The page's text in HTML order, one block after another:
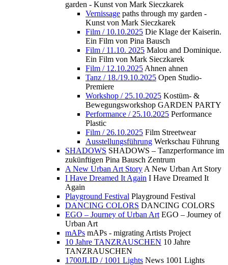
garden - Kunst von Mark Sieczkarek
Vernissage paths through my garden -
Kunst von Mark Sieczkarek
Film / 10.10.2025 Die Klage der Kaiserin.
Ein Film von Pina Bausch
Film / 11.10. 2025 Malou and Dominique.
Ein Film von Mark Sieczkarek
Film / 12.10.2025 Ahnen ahnen
Tanz / 18./19.10.2025 Open Studio-
Premiere
Workshop / 25.10.2025 Kostüm- &
Bewegungsworkshop GARDEN PARTY
Performance / 25.10.2025 Performance
Plastic
Film / 26.10.2025 Film Streetwear
Ausstellungsführung Werkschau Führung
SHADOWS SHADOWS – Tanzperformance im
zukünftigen Pina Bausch Zentrum
A New Urban Art Story A New Urban Art Story
I Have Dreamed It Again I Have Dreamed It
Again
Playground Festival Playground Festival
DANCING COLORS DANCING COLORS
EGO – Journey of Urban Art EGO – Journey of
Urban Art
mAPs mAPs - migrating Artists Project
10 Jahre TANZRAUSCHEN 10 Jahre
TANZRAUSCHEN
1700JLID / 1001 Lights News 1001 Lights